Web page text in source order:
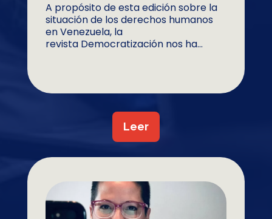
A propósito de esta edición sobre la
situación de los derechos humanos
en Venezuela, la
revista Democratización nos ha...
Leer